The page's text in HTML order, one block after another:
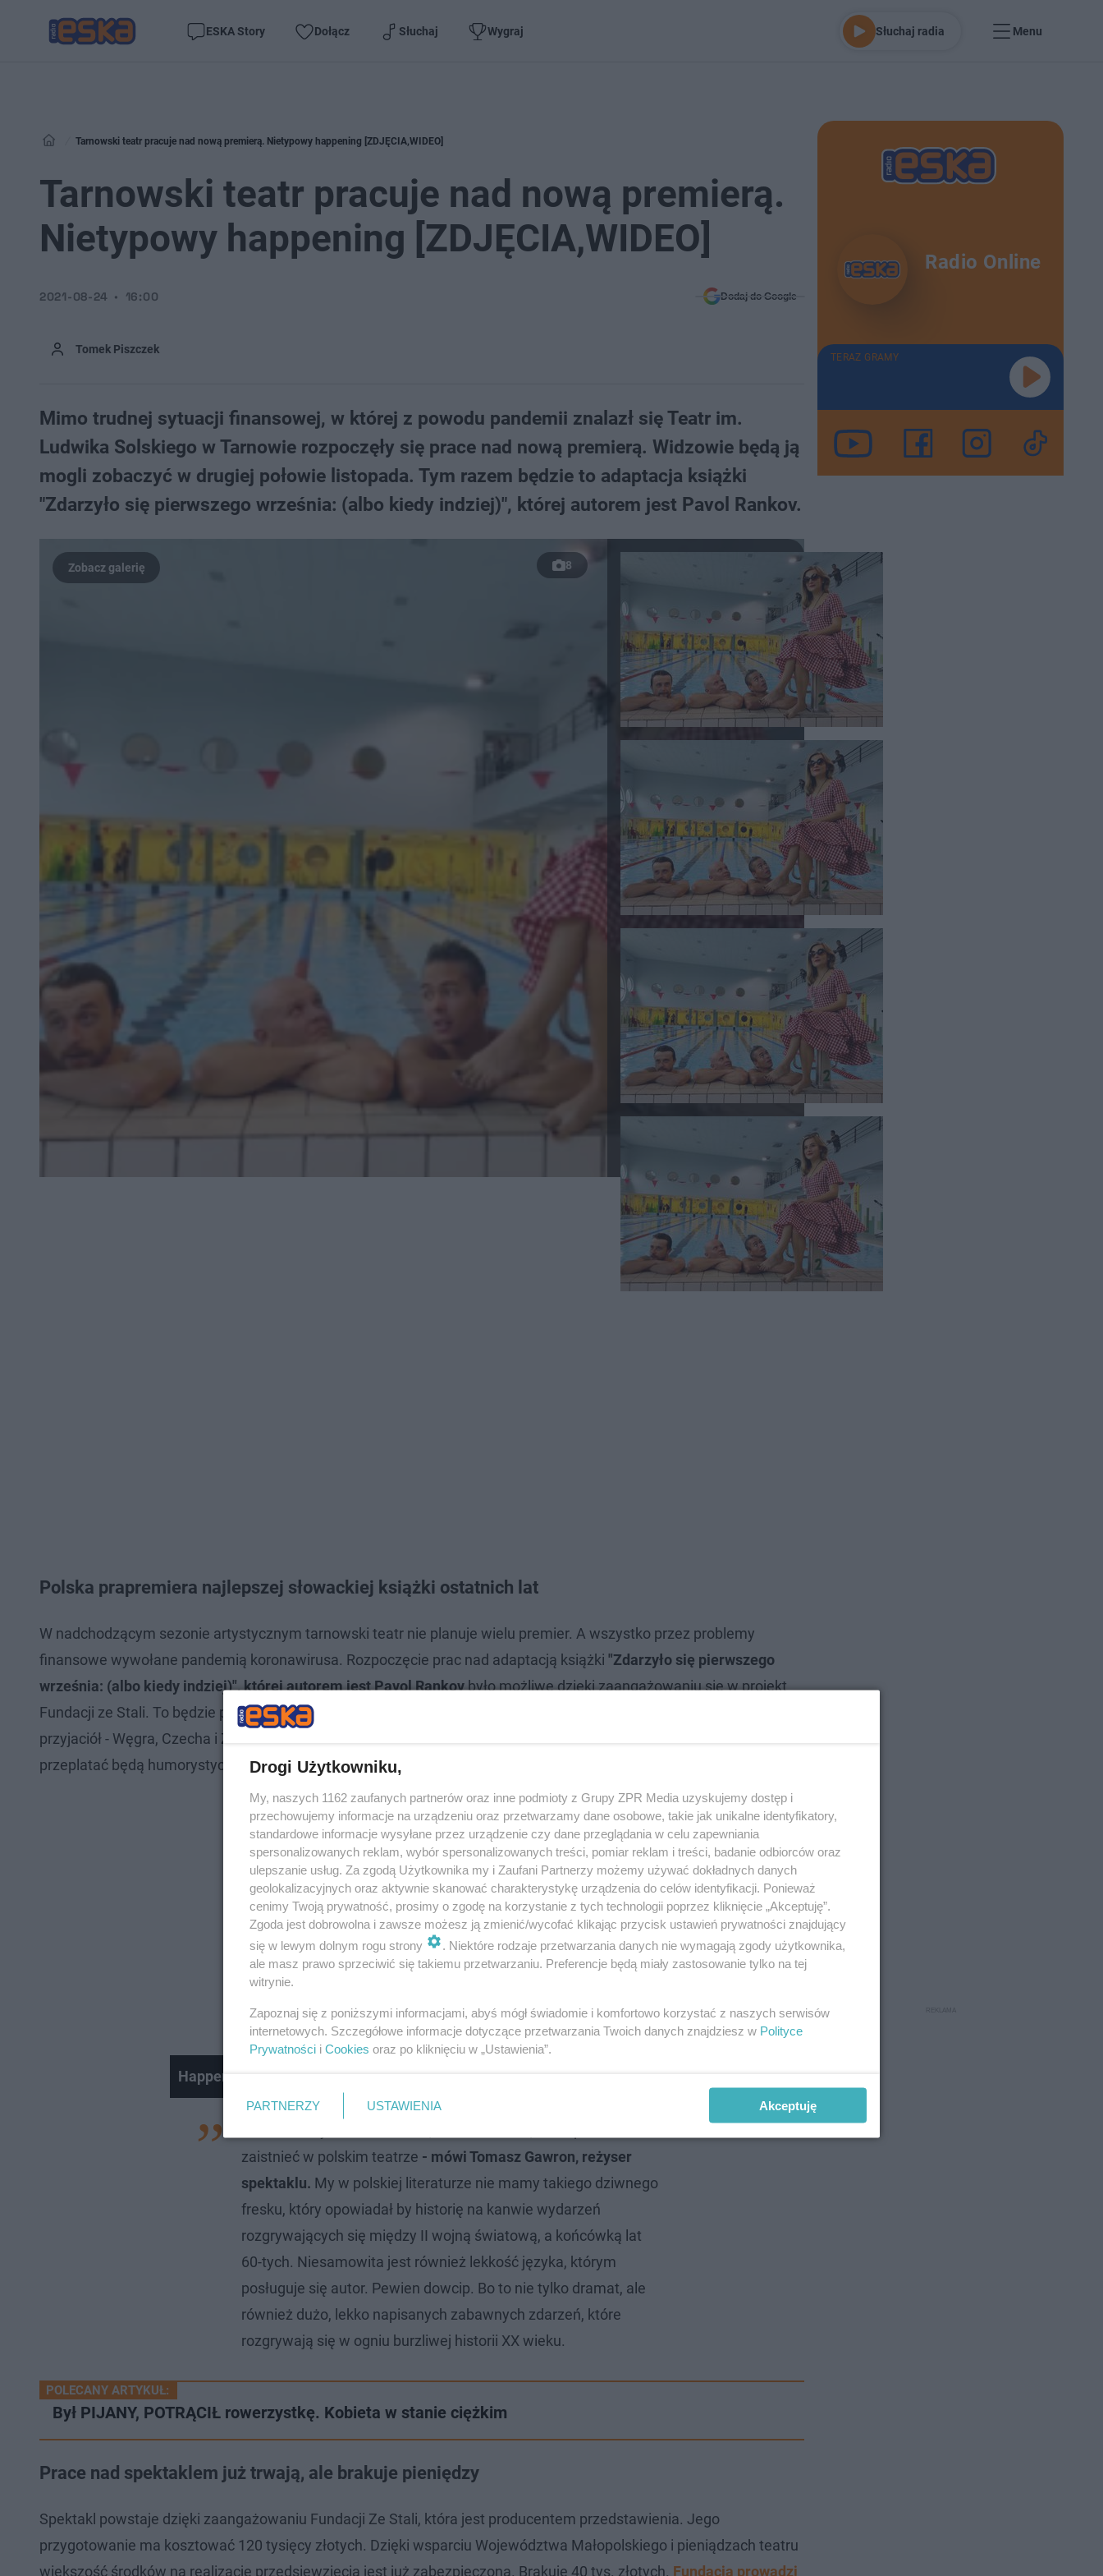
ESKA Story Dołącz Słuchaj Wygraj Słuchaj radia Menu
Tarnowski teatr pracuje nad nową premierą. Nietypowy happening [ZDJĘCIA,WIDEO]
Tarnowski teatr pracuje nad nową premierą.
Nietypowy happening [ZDJĘCIA,WIDEO]
Tomek Piszczek
2021-08-24 16:00 Dodaj do Google
Mimo trudnej sytuacji finansowej, w której z powodu pandemii znalazł się Teatr im.
Ludwika Solskiego w Tarnowie rozpoczęły się prace nad nową premierą. Widzowie będą ją
mogli zobaczyć w drugiej połowie listopada. Tym razem będzie to adaptacja książki
"Zdarzyło się pierwszego września: (albo kiedy indziej)", której autorem jest Pavol Rankov.
8
Polska prapremiera najlepszej słowackiej książki ostatnich lat
W nadchodzącym sezonie artystycznym tarnowski teatr nie planuje wielu premier. A wszystko przez problemy
finansowe wywołane pandemią koronawirusa. Rozpoczęcie prac nad adaptacją książki "Zdarzyło się pierwszego
września: (albo kiedy indziej)", której autorem jest Pavol Rankovbyło możliwe dzięki zaangażowaniu się w projekt
Fundacji ze Stali. To będzie pierwsza tego typu współpraca sceny Solskiego. Widzowie zobaczą historię czwórki
przyjaciół - Węgra, Czecha i Żyda, którzy zabiegają o względy pięknej rówieśniczki Márii. Przez 30 lat losy bohaterów
przeplatać będą humorystyczne epizody z udziałem autentycznych postaci historycznych.
Happening promujący nową premierę tarnowskiego teatru na pływalni
zaistnieć w polskim teatrze - mówi Tomasz Gawron, reżyser
spektaklu. My w polskiej literaturze nie mamy takiego dziwnego
fresku, który opowiadał by historię na kanwie wydarzeń
rozgrywających się między II wojną światową, a końcówką lat
60-tych. Niesamowita jest również lekkość języka, którym
posługuje się autor. Pewien dowcip. Bo to nie tylko dramat, ale
również dużo, lekko napisanych zabawnych zdarzeń, które
rozgrywają się w ogniu burzliwej historii XX wieku.
POLECANY ARTYKUŁ:
Był PIJANY, POTRĄCIŁ rowerzystkę. Kobieta w stanie ciężkim
Prace nad spektaklem już trwają, ale brakuje pieniędzy
Spektakl powstaje dzięki zaangażowaniu Fundacji Ze Stali, która jest producentem przedstawienia. Jego
przygotowanie ma kosztować 120 tysięcy złotych. Dzięki wsparciu Województwa Małopolskiego i pieniądzach teatru
większość środków na realizację przedsięwzięcia jest już zabezpieczona. Brakuje 40 tys. złotych. Fundacja prowadzi
Radio Online
TERAZ GRAMY
Drogi Użytkowniku,
My, naszych 1162 zaufanych partnerów oraz inne podmioty z Grupy ZPR Media uzyskujemy dostęp i
przechowujemy informacje na urządzeniu oraz przetwarzamy dane osobowe, takie jak unikalne identyfikatory,
standardowe informacje wysyłane przez urządzenie czy dane przeglądania w celu zapewniania
spersonalizowanych reklam, wybór spersonalizowanych treści, pomiar reklam i treści, badanie odbiorców oraz
ulepszanie usług. Za zgodą Użytkownika my i Zaufani Partnerzy możemy używać dokładnych danych
geolokalizacyjnych oraz aktywnie skanować charakterystykę urządzenia do celów identyfikacji. Ponieważ
cenimy Twoją prywatność, prosimy o zgodę na korzystanie z tych technologii poprzez kliknięcie „Akceptuję”.
Zgoda jest dobrowolna i zawsze możesz ją zmienić/wycofać klikając przycisk ustawień prywatności znajdujący
się w lewym dolnym rogu strony
. Niektóre rodzaje przetwarzania danych nie wymagają zgody użytkownika,
ale masz prawo sprzeciwić się takiemu przetwarzaniu. Preferencje będą miały zastosowanie tylko na tej
witrynie.
Zapoznaj się z poniższymi informacjami, abyś mógł świadomie i komfortowo korzystać z naszych serwisów
internetowych. Szczegółowe informacje dotyczące przetwarzania Twoich danych znajdziesz w Polityce
Prywatności i Cookies oraz po kliknięciu w „Ustawienia”.
PARTNERZY USTAWIENIA Akceptuję